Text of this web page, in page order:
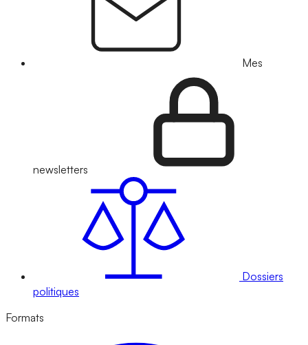
Mes
newsletters
Dossiers
politiques
Formats